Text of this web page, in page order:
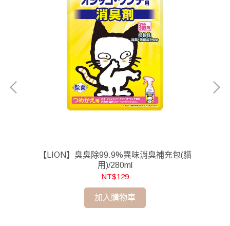
【LION】臭臭除99.9%異味消臭補充包(貓
用)/280ml
NT$129
加入購物車